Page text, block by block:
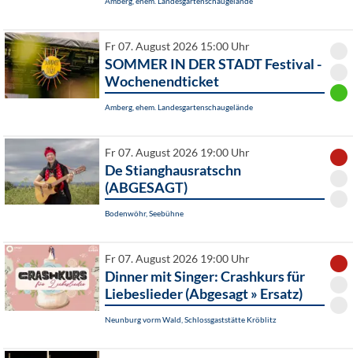
Fr 07. August 2026 15:00 Uhr
SOMMER IN DER STADT Festival -
Wochenendticket
Amberg, ehem. Landesgartenschaugelände
Fr 07. August 2026 19:00 Uhr
De Stianghausratschn
(ABGESAGT)
Bodenwöhr, Seebühne
Fr 07. August 2026 19:00 Uhr
Dinner mit Singer: Crashkurs für
Liebeslieder (Abgesagt » Ersatz)
Neunburg vorm Wald, Schlossgaststätte Kröblitz